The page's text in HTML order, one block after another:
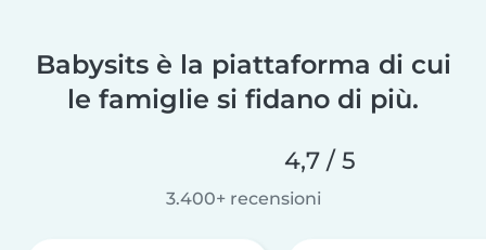
Babysits è la piattaforma di cui
le famiglie si fidano di più.
4,7 / 5
3.400+ recensioni